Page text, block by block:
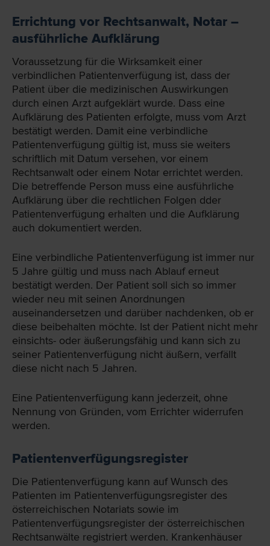
Errichtung vor Rechtsanwalt, Notar –
ausführliche Aufklärung
Voraussetzung für die Wirksamkeit einer
verbindlichen Patientenverfügung ist, dass der
Patient über die medizinischen Auswirkungen
durch einen Arzt aufgeklärt wurde. Dass eine
Aufklärung des Patienten erfolgte, muss vom Arzt
bestätigt werden. Damit eine verbindliche
Patientenverfügung gültig ist, muss sie weiters
schriftlich mit Datum versehen, vor einem
Rechtsanwalt oder einem Notar errichtet werden.
Die betreffende Person muss eine ausführliche
Aufklärung über die rechtlichen Folgen dder
Patientenverfügung erhalten und die Aufklärung
auch dokumentiert werden.
Eine verbindliche Patientenverfügung ist immer nur
5 Jahre gültig und muss nach Ablauf erneut
bestätigt werden. Der Patient soll sich so immer
wieder neu mit seinen Anordnungen
auseinandersetzen und darüber nachdenken, ob er
diese beibehalten möchte. Ist der Patient nicht mehr
einsichts- oder äußerungsfähig und kann sich zu
seiner Patientenverfügung nicht äußern, verfällt
diese nicht nach 5 Jahren.
Eine Patientenverfügung kann jederzeit, ohne
Nennung von Gründen, vom Errichter widerrufen
werden.
Patientenverfügungsregister
Die Patientenverfügung kann auf Wunsch des
Patienten im Patientenverfügungsregister des
österreichischen Notariats sowie im
Patientenverfügungsregister der österreichischen
Rechtsanwälte registriert werden. Krankenhäuser